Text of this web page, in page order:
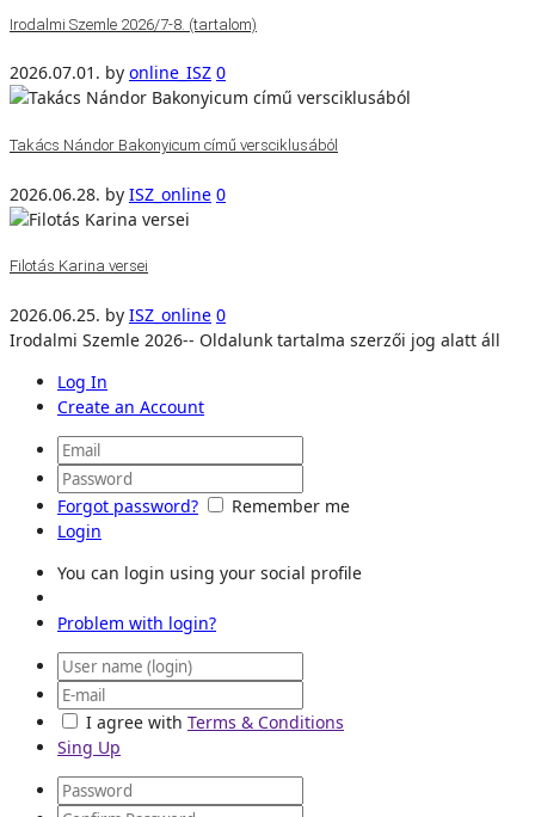
Irodalmi Szemle 2026/7-8. (tartalom)
2026.07.01. by online_ISZ 0
Takács Nándor Bakonyicum című versciklusából
2026.06.28. by ISZ_online 0
Filotás Karina versei
2026.06.25. by ISZ_online 0
Irodalmi Szemle 2026-- Oldalunk tartalma szerzői jog alatt áll
Log In
Create an Account
Forgot password?
Remember me
Login
You can login using your social profile
Problem with login?
I agree with Terms & Conditions
Sing Up